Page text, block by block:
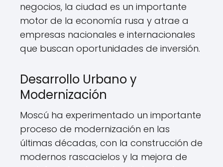
negocios, la ciudad es un importante
motor de la economía rusa y atrae a
empresas nacionales e internacionales
que buscan oportunidades de inversión.
Desarrollo Urbano y
Modernización
Moscú ha experimentado un importante
proceso de modernización en las
últimas décadas, con la construcción de
modernos rascacielos y la mejora de